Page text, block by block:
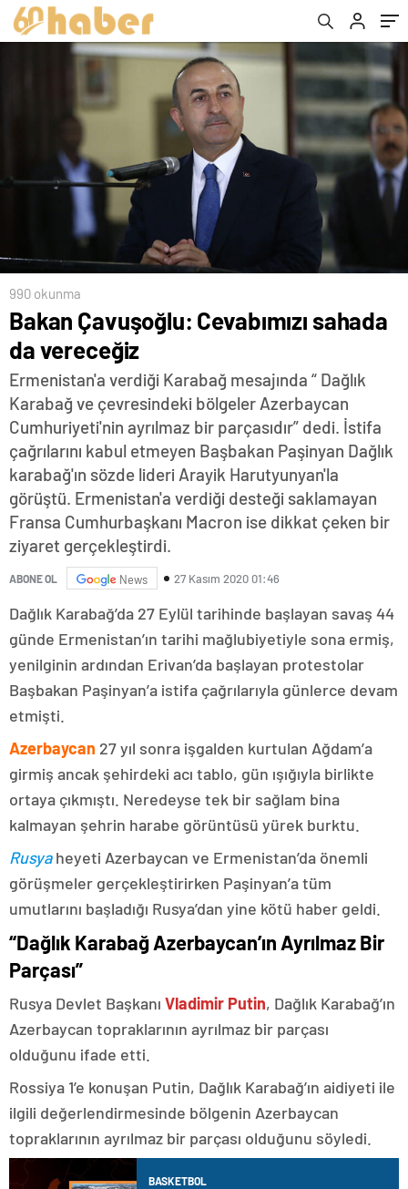
990 okunma
Bakan Çavuşoğlu: Cevabımızı sahada
da vereceğiz
Ermenistan'a verdiği Karabağ mesajında “ Dağlık
Karabağ ve çevresindeki bölgeler Azerbaycan
Cumhuriyeti'nin ayrılmaz bir parçasıdır” dedi. İstifa
çağrılarını kabul etmeyen Başbakan Paşinyan Dağlık
karabağ'ın sözde lideri Arayik Harutyunyan'la
görüştü. Ermenistan'a verdiği desteği saklamayan
Fransa Cumhurbaşkanı Macron ise dikkat çeken bir
ziyaret gerçekleştirdi.
ABONE OL News 27 Kasım 2020 01:46
Dağlık Karabağ’da 27 Eylül tarihinde başlayan savaş 44
günde Ermenistan’ın tarihi mağlubiyetiyle sona ermiş,
yenilginin ardından Erivan’da başlayan protestolar
Başbakan Paşinyan’a istifa çağrılarıyla günlerce devam
etmişti.
Azerbaycan 27 yıl sonra işgalden kurtulan Ağdam’a
girmiş ancak şehirdeki acı tablo, gün ışığıyla birlikte
ortaya çıkmıştı. Neredeyse tek bir sağlam bina
kalmayan şehrin harabe görüntüsü yürek burktu.
Rusyaheyeti Azerbaycan ve Ermenistan’da önemli
görüşmeler gerçekleştirirken Paşinyan’a tüm
umutlarını başladığı Rusya’dan yine kötü haber geldi.
“Dağlık Karabağ Azerbaycan’ın Ayrılmaz Bir
Parçası”
Rusya Devlet Başkanı Vladimir Putin, Dağlık Karabağ’ın
Azerbaycan topraklarının ayrılmaz bir parçası
olduğunu ifade etti.
Rossiya 1’e konuşan Putin, Dağlık Karabağ’ın aidiyeti ile
ilgili değerlendirmesinde bölgenin Azerbaycan
topraklarının ayrılmaz bir parçası olduğunu söyledi.
BASKETBOL